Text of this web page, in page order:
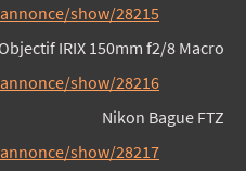
show/28215
IRIX 150mm f2/8 Macro
show/28216
Nikon Bague FTZ
show/28217